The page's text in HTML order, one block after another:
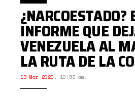
¿NARCOESTADO?
INFORME QUE
VENEZUELA AL
LA RUTA DE LA
13 Mar 2020 , 10:53 am.